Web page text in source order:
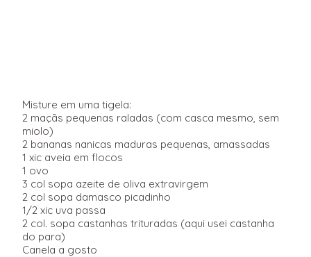
Misture em uma tigela:
2 maçãs pequenas raladas (com casca mesmo, sem
miolo)
2 bananas nanicas maduras pequenas, amassadas
1 xic aveia em flocos
1 ovo
3 col sopa azeite de oliva extravirgem
2 col sopa damasco picadinho
1/2 xic uva passa
2 col. sopa castanhas trituradas (aqui usei castanha
do para)
Canela a gosto